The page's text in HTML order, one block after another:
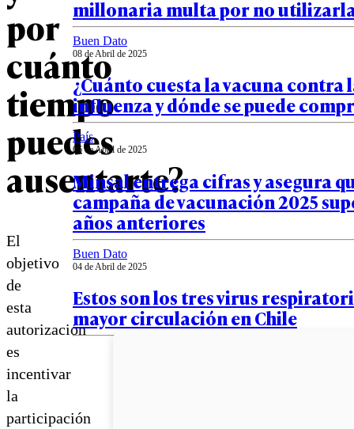
por
cuánto
tiempo
puedes
ausentarte?
El
objetivo
de
esta
autorización
es
incentivar
la
participación
millonaria multa por no
Buen Dato
08 de Abril de 2025
¿Cuánto cuesta la vacuna contra
influenza y dónde se puede
País
06 de Abril de 2025
Minsal entrega cifras y asegura
campaña de vacunación 2025
años anteriores
Buen Dato
04 de Abril de 2025
Estos son los tres virus
mayor circulación en Chile